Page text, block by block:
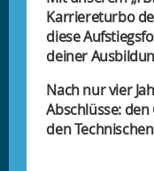
Karriereturbo
diese
deiner
Nach nur vier
Abschlüsse:
den